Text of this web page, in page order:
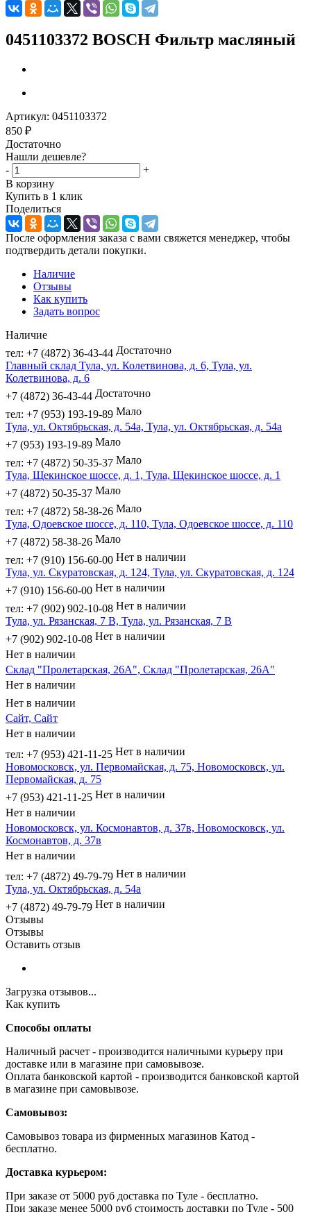
0451103372 BOSCH Фильтр масляный
Артикул: 0451103372
850 ₽
Достаточно
Нашли дешевле?
-
+
В корзину
Купить в 1 клик
Поделиться
После оформления заказа с вами свяжется менеджер, чтобы
подтвердить детали покупки.
Наличие
Отзывы
Как купить
Задать вопрос
Наличие
тел: +7 (4872) 36-43-44 Достаточно
Главный склад Тула, ул. Колетвинова, д. 6, Тула, ул.
Колетвинова, д. 6
+7 (4872) 36-43-44 Достаточно
тел: +7 (953) 193-19-89 Мало
Тула, ул. Октябрьская, д. 54а, Тула, ул. Октябрьская, д. 54а
+7 (953) 193-19-89 Мало
тел: +7 (4872) 50-35-37 Мало
Тула, Щекинское шоссе, д. 1, Тула, Щекинское шоссе, д. 1
+7 (4872) 50-35-37 Мало
тел: +7 (4872) 58-38-26 Мало
Тула, Одоевское шоссе, д. 110, Тула, Одоевское шоссе, д. 110
+7 (4872) 58-38-26 Мало
тел: +7 (910) 156-60-00 Нет в наличии
Тула, ул. Скуратовская, д. 124, Тула, ул. Скуратовская, д. 124
+7 (910) 156-60-00 Нет в наличии
тел: +7 (902) 902-10-08 Нет в наличии
Тула, ул. Рязанская, 7 В, Тула, ул. Рязанская, 7 В
+7 (902) 902-10-08 Нет в наличии
Нет в наличии
Склад "Пролетарская, 26А", Склад "Пролетарская, 26А"
Нет в наличии
Нет в наличии
Сайт, Сайт
Нет в наличии
тел: +7 (953) 421-11-25 Нет в наличии
Новомосковск, ул. Первомайская, д. 75, Новомосковск, ул.
Первомайская, д. 75
+7 (953) 421-11-25 Нет в наличии
Нет в наличии
Новомосковск, ул. Космонавтов, д. 37в, Новомосковск, ул.
Космонавтов, д. 37в
Нет в наличии
тел: +7 (4872) 49-79-79 Нет в наличии
Тула, ул. Октябрьская, д. 54а
+7 (4872) 49-79-79 Нет в наличии
Отзывы
Отзывы
Оставить отзыв
Загрузка отзывов...
Как купить
Способы оплаты
Наличный расчет - производится наличными курьеру при
доставке или в магазине при самовывозе.
Оплата банковской картой - производится банковской картой
в магазине при самовывозе.
Самовывоз:
Самовывоз товара из фирменных магазинов Катод -
бесплатно.
Доставка курьером:
При заказе от 5000 руб доставка по Туле - бесплатно.
При заказе менее 5000 руб стоимость доставки по Туле - 500